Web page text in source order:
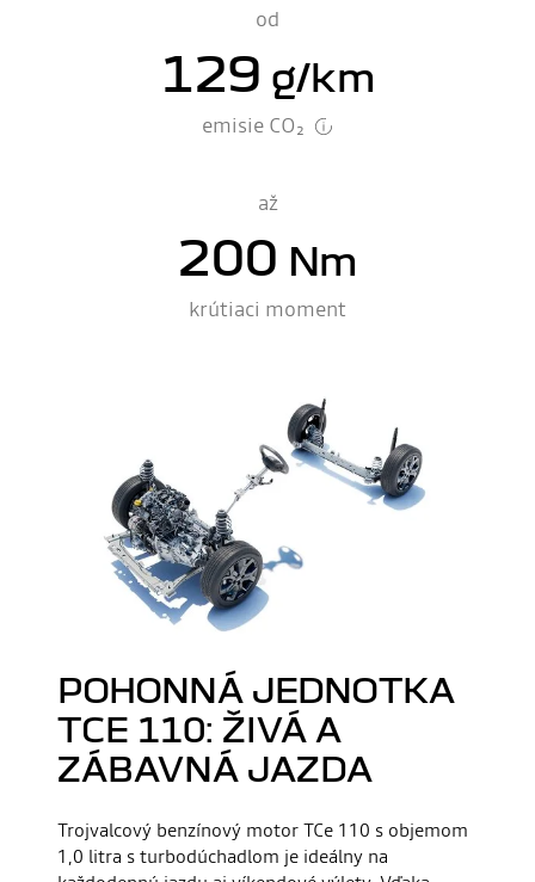
od
129 g/km
emisie CO₂
až
200 Nm
krútiaci moment
POHONNÁ JEDNOTKA
TCE 110: ŽIVÁ A
ZÁBAVNÁ JAZDA
Trojvalcový benzínový motor TCe 110 s objemom
1,0 litra s turbodúchadlom je ideálny na